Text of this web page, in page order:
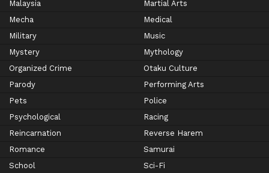
Malaysia
Martial Arts
Mecha
Medical
Military
Music
Mystery
Mythology
Organized Crime
Otaku Culture
Parody
Performing Arts
Pets
Police
Psychological
Racing
Reincarnation
Reverse Harem
Romance
Samurai
School
Sci-Fi